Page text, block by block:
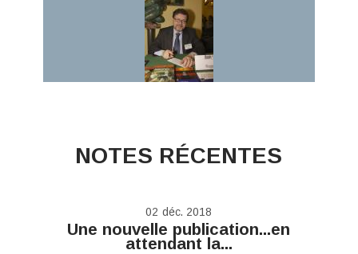
NOTES RÉCENTES
02 déc. 2018
Une nouvelle publication...en
attendant la...